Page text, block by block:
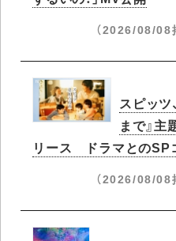
（2026/08/08
スピッツ
まで』主
リース ドラマとのSP
（2026/08/08